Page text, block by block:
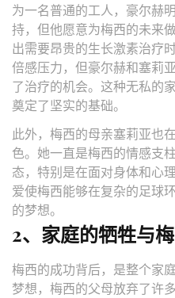
为一名普通的工人，豪尔赫
持，但他愿意为梅西的未来
出需要昂贵的生长激素治疗
倍感压力，但豪尔赫和塞莉
了治疗的机会。这种无私的
奠定了坚实的基础。
此外，梅西的母亲塞莉亚也
色。她一直是梅西的情感支
态，特别是在面对身体和心
爱使梅西能够在复杂的足球
的梦想。
2、家庭的牺牲与
梅西的成功背后，是整个家
梦想，梅西的父母放弃了许